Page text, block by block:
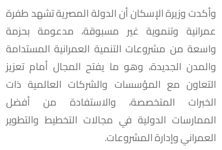
وأكدت وزيرة الإسكان أن الدولة المصرية تشهد طفرة
عمرانية وتنموية غير مسبوقة، مدعومة بحزمة
واسعة من مشروعات التنمية العمرانية المستدامة
والمدن الجديدة، وهو ما يفتح المجال أمام تعزيز
التعاون مع المؤسسات والشركات العالمية ذات
الخبرات المتخصصة، والاستفادة من أفضل
الممارسات الدولية في مجالات التخطيط والتطوير
العمراني وإدارة المشروعات.